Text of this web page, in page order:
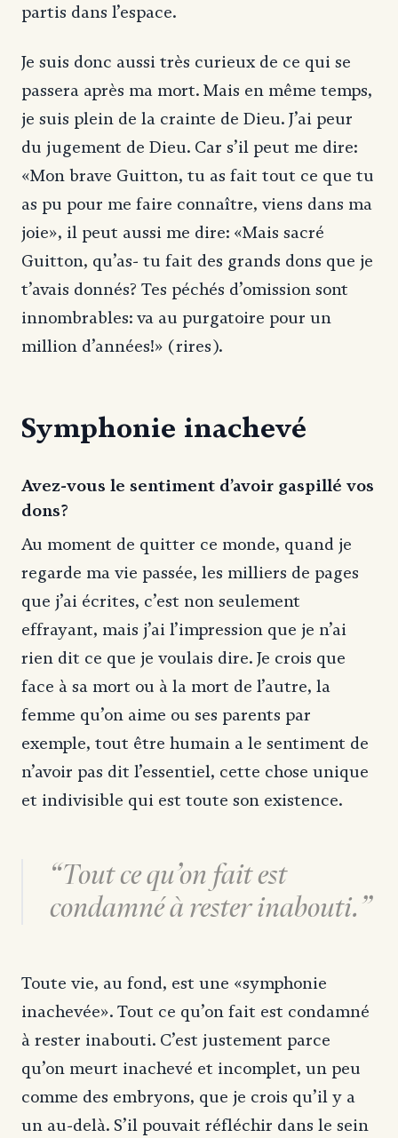
partis dans l’espace.
Je suis donc aussi très curieux de ce qui se
passera après ma mort. Mais en même temps,
je suis plein de la crainte de Dieu. J’ai peur
du jugement de Dieu. Car s’il peut me dire:
«Mon brave Guitton, tu as fait tout ce que tu
as pu pour me faire connaître, viens dans ma
joie», il peut aussi me dire: «Mais sacré
Guitton, qu’as- tu fait des grands dons que je
t’avais donnés? Tes péchés d’omission sont
innombrables: va au purgatoire pour un
million d’années!» (rires).
Symphonie inachevé
Avez-vous le sentiment d’avoir gaspillé vos
dons?
Au moment de quitter ce monde, quand je
regarde ma vie passée, les milliers de pages
que j’ai écrites, c’est non seulement
effrayant, mais j’ai l’impression que je n’ai
rien dit ce que je voulais dire. Je crois que
face à sa mort ou à la mort de l’autre, la
femme qu’on aime ou ses parents par
exemple, tout être humain a le sentiment de
n’avoir pas dit l’essentiel, cette chose unique
et indivisible qui est toute son existence.
Tout ce qu’on fait est
condamné à rester inabouti.
Toute vie, au fond, est une «symphonie
inachevée». Tout ce qu’on fait est condamné
à rester inabouti. C’est justement parce
qu’on meurt inachevé et incomplet, un peu
comme des embryons, que je crois qu’il y a
un au-delà. S’il pouvait réfléchir dans le sein